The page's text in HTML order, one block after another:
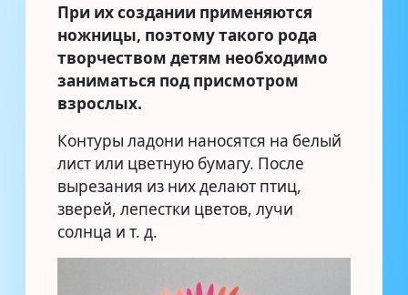
При их создании применяются
ножницы, поэтому такого рода
творчеством детям необходимо
заниматься под присмотром
взрослых.
Контуры ладони наносятся на белый
лист или цветную бумагу. После
вырезания из них делают птиц,
зверей, лепестки цветов, лучи
солнца и т. д.